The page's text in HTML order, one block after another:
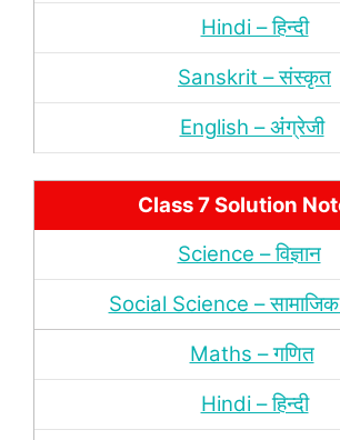
Hindi – हिन्‍दी
Sanskrit – संस्‍कृत
English – अंंग्रेजी
Class 7 Solution
Science – विज्ञान
Social Science – सामाजिक
Maths – गणित
Hindi – हिन्‍दी